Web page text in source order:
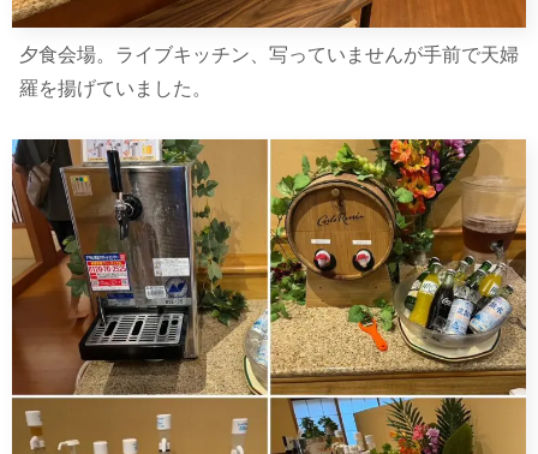
夕食会場。ライブキッチン、写っていませんが手前で天婦
羅を揚げていました。